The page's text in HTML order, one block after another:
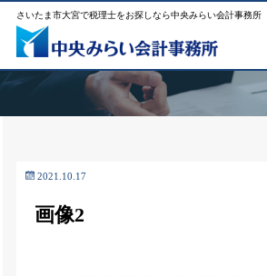
さいたま市大宮で税理士をお探しなら中央みらい会計事務所
2021.10.17
画像2